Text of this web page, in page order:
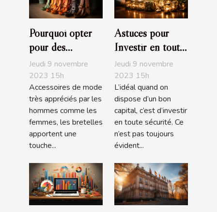
Pourquoi opter
pour des
bretelles
fantaisies ?
Jeudi 9 novembre
2023 15h
Accessoires de mode
très appréciés par les
hommes comme les
femmes, les bretelles
apportent une
touche...
Astuces pour
Investir en toute
sécurité
Jeudi 9 novembre
2023 15h
L’idéal quand on
dispose d’un bon
capital, c’est d’investir
en toute sécurité. Ce
n’est pas toujours
évident...